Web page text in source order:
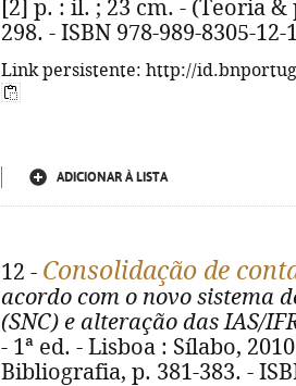
[2] p. : il. ; 23 cm. - (Teoria
298. - ISBN 978-989-8305-12-
Link persistente: http://
ADICIONAR À LISTA
12 - Consolidação de
acordo com o novo sistema
(SNC) e alteração das IAS/
- 1ª ed. - Lisboa : Sílabo,
Bibliografia, p. 381-383. -